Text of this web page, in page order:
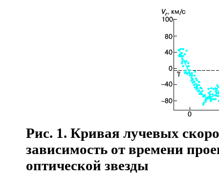
Рис. 1. Кривая лучевых
зависимость от времени
оптической звезды